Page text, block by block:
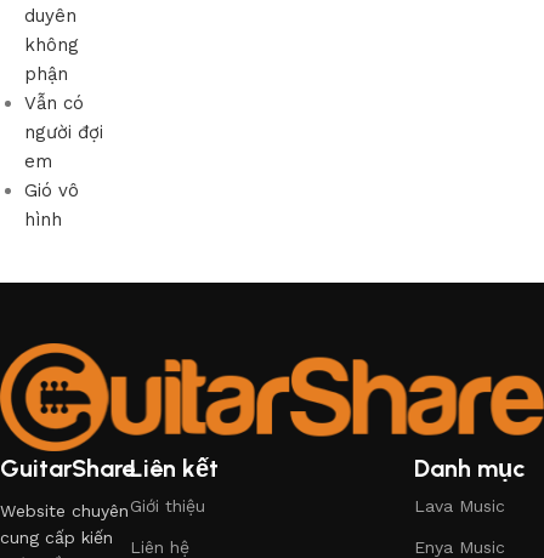
duyên
không
phận
Vẫn có
người đợi
em
Gió vô
hình
GuitarShare
Website chuyên
cung cấp kiến
Liên kết
Giới thiệu
Liên hệ
Danh mục
Lava Music
Enya Music